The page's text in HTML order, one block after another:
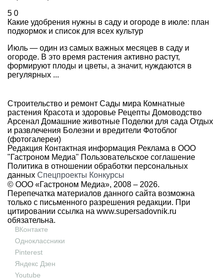
5 0
Какие удобрения нужны в саду и огороде в июле: план
подкормок и список для всех культур
Июль — один из самых важных месяцев в саду и
огороде. В это время растения активно растут,
формируют плоды и цветы, а значит, нуждаются в
регулярных ...
Строительство и ремонт Сады мира Комнатные
растения Красота и здоровье Рецепты Домоводство
Арсенал Домашние животные Поделки для сада Отдых
и развлечения Болезни и вредители Фотоблог
(фотогалереи)
Редакция Контактная информация Реклама в ООО
"Гастроном Медиа" Пользовательское соглашение
Политика в отношении обработки персональных
данных Спецпроекты Конкурсы
© ООО «Гастроном Медиа», 2008 – 2026.
Перепечатка материалов данного сайта возможна
только с письменного разрешения редакции. При
цитировании ссылка на www.supersadovnik.ru
обязательна.
ВКонтакте
Одноклассники
Pinterest
Яндекс Дзен
Youtube